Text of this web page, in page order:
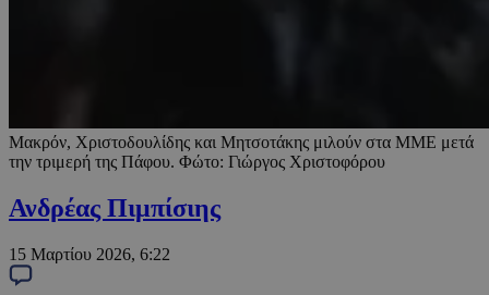
Μακρόν, Χριστοδουλίδης και Μητσοτάκης μιλούν στα ΜΜΕ μετά
την τριμερή της Πάφου. Φώτο: Γιώργος Χριστοφόρου
Ανδρέας Πιμπίσιης
15 Μαρτίου 2026, 6:22